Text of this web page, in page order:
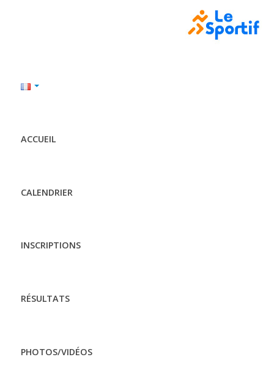
ACCUEIL
CALENDRIER
INSCRIPTIONS
RÉSULTATS
PHOTOS/VIDÉOS